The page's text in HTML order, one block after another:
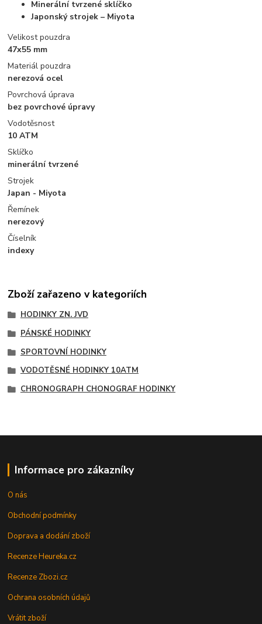
Minerální tvrzené sklíčko
Japonský strojek – Miyota
Velikost pouzdra
47x55 mm
Materiál pouzdra
nerezová ocel
Povrchová úprava
bez povrchové úpravy
Vodotěsnost
10 ATM
Sklíčko
minerální tvrzené
Strojek
Japan - Miyota
Řemínek
nerezový
Číselník
indexy
Zboží zařazeno v kategoriích
HODINKY ZN. JVD
PÁNSKÉ HODINKY
SPORTOVNÍ HODINKY
VODOTĚSNÉ HODINKY 10ATM
CHRONOGRAPH CHONOGRAF HODINKY
Informace pro zákazníky
O nás
Obchodní podmínky
Doprava a dodání zboží
Recenze Heureka.cz
Recenze Zbozi.cz
Ochrana osobních údajů
Vrátit zboží